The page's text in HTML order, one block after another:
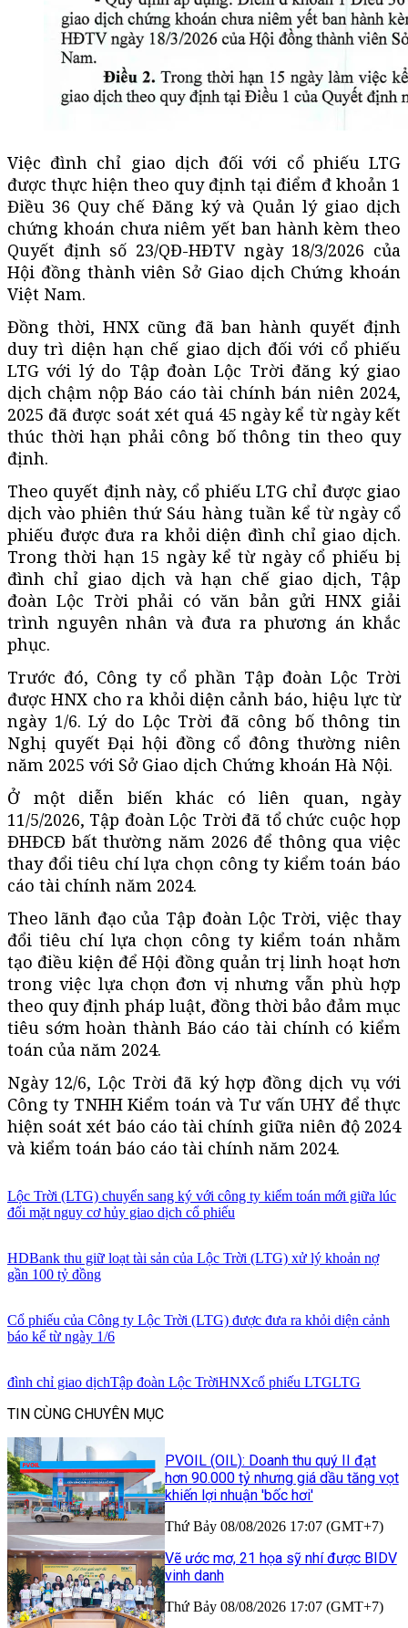
Việc đình chỉ giao dịch đối với cổ phiếu LTG
được thực hiện theo quy định tại điểm đ khoản 1
Điều 36 Quy chế Đăng ký và Quản lý giao dịch
chứng khoán chưa niêm yết ban hành kèm theo
Quyết định số 23/QĐ-HĐTV ngày 18/3/2026 của
Hội đồng thành viên Sở Giao dịch Chứng khoán
Việt Nam.
Đồng thời, HNX cũng đã ban hành quyết định
duy trì diện hạn chế giao dịch đối với cổ phiếu
LTG với lý do Tập đoàn Lộc Trời đăng ký giao
dịch chậm nộp Báo cáo tài chính bán niên 2024,
2025 đã được soát xét quá 45 ngày kể từ ngày kết
thúc thời hạn phải công bố thông tin theo quy
định.
Theo quyết định này, cổ phiếu LTG chỉ được giao
dịch vào phiên thứ Sáu hàng tuần kể từ ngày cổ
phiếu được đưa ra khỏi diện đình chỉ giao dịch.
Trong thời hạn 15 ngày kể từ ngày cổ phiếu bị
đình chỉ giao dịch và hạn chế giao dịch, Tập
đoàn Lộc Trời phải có văn bản gửi HNX giải
trình nguyên nhân và đưa ra phương án khắc
phục.
Trước đó, Công ty cổ phần Tập đoàn Lộc Trời
được HNX cho ra khỏi diện cảnh báo, hiệu lực từ
ngày 1/6. Lý do Lộc Trời đã công bố thông tin
Nghị quyết Đại hội đồng cổ đông thường niên
năm 2025 với Sở Giao dịch Chứng khoán Hà Nội.
Ở một diễn biến khác có liên quan, ngày
11/5/2026, Tập đoàn Lộc Trời đã tổ chức cuộc họp
ĐHĐCĐ bất thường năm 2026 để thông qua việc
thay đổi tiêu chí lựa chọn công ty kiểm toán báo
cáo tài chính năm 2024.
Theo lãnh đạo của Tập đoàn Lộc Trời, việc thay
đổi tiêu chí lựa chọn công ty kiểm toán nhằm
tạo điều kiện để Hội đồng quản trị linh hoạt hơn
trong việc lựa chọn đơn vị nhưng vẫn phù hợp
theo quy định pháp luật, đồng thời bảo đảm mục
tiêu sớm hoàn thành Báo cáo tài chính có kiểm
toán của năm 2024.
Ngày 12/6, Lộc Trời đã ký hợp đồng dịch vụ với
Công ty TNHH Kiểm toán và Tư vấn UHY để thực
hiện soát xét báo cáo tài chính giữa niên độ 2024
và kiểm toán báo cáo tài chính năm 2024.
Lộc Trời (LTG) chuyển sang ký với công ty kiểm toán mới giữa lúc
đối mặt nguy cơ hủy giao dịch cổ phiếu
HDBank thu giữ loạt tài sản của Lộc Trời (LTG) xử lý khoản nợ
gần 100 tỷ đồng
Cổ phiếu của Công ty Lộc Trời (LTG) được đưa ra khỏi diện cảnh
báo kể từ ngày 1/6
đình chỉ giao dịchTập đoàn Lộc TrờiHNXcổ phiếu LTGLTG
TIN CÙNG CHUYÊN MỤC
PVOIL (OIL): Doanh thu quý II đạt
hơn 90.000 tỷ nhưng giá dầu tăng vọt
khiến lợi nhuận 'bốc hơi'
Thứ Bảy 08/08/2026 17:07 (GMT+7)
Vẽ ước mơ, 21 họa sỹ nhí được BIDV
vinh danh
Thứ Bảy 08/08/2026 17:07 (GMT+7)